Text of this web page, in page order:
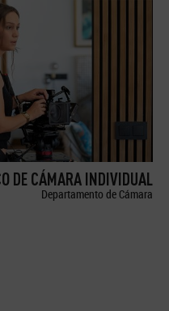
DE CÁMARA INDIVIDUAL
Departamento de Cámara